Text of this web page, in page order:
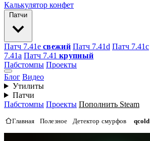
Калькулятор конфет
Патчи
Патч 7.41e свежий Патч 7.41d Патч 7.41c
7.41а Патч 7.41 крупный
Пабстомпы Проекты
Блог Видео
Утилиты
Патчи
Пабстомпы Проекты Пополнить Steam
Главная Полезное Детектор смурфов qcold